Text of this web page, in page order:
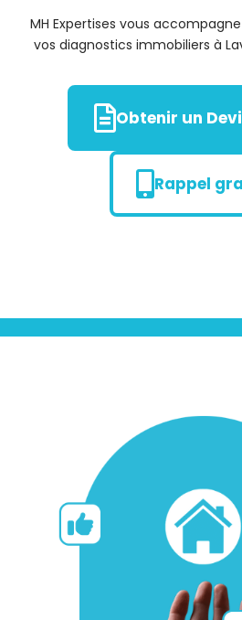
MH Expertises vous
vos diagnostics immobiliers à
Obtenir un
Rappel